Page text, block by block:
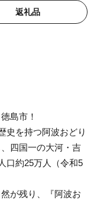
返礼品
島市！
史を持つ阿波おどり
四国一の大河・吉
口約25万人（令和5
が残り、『阿波お